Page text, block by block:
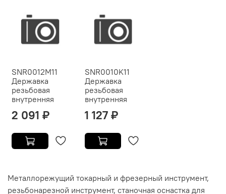
SNR0012M11
Державка
резьбовая
внутренняя
2 091 ₽
SNR0010K11
Державка
резьбовая
внутренняя
1 127 ₽
Металлорежущий токарный и фрезерный инструмент,
резьбонарезной инструмент, станочная оснастка для